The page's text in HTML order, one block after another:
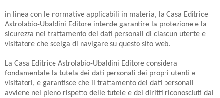
in linea con le normative applicabili in materia, la Casa Editrice
Astrolabio-Ubaldini Editore intende garantire la protezione e la
sicurezza nel trattamento dei dati personali di ciascun utente e
visitatore che scelga di navigare su questo sito web.
La Casa Editrice Astrolabio-Ubaldini Editore considera
fondamentale la tutela dei dati personali dei propri utenti e
visitatori, e garantisce che il trattamento dei dati personali
avviene nel pieno rispetto delle tutele e dei diritti riconosciuti dal